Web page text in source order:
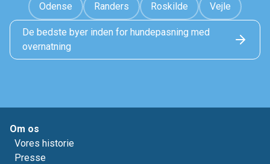
Odense Randers Roskilde Vejle
De bedste byer inden for hundepasning med
overnatning
Om os
Vores historie
Presse